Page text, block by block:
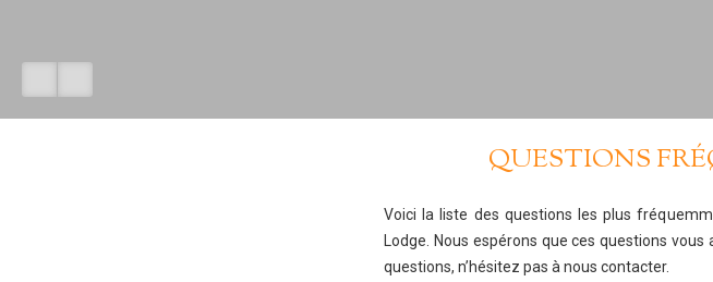
QUESTIONS
Voici la liste des questions les plus
Lodge. Nous espérons que ces questions
questions, n’hésitez pas à nous contacter.